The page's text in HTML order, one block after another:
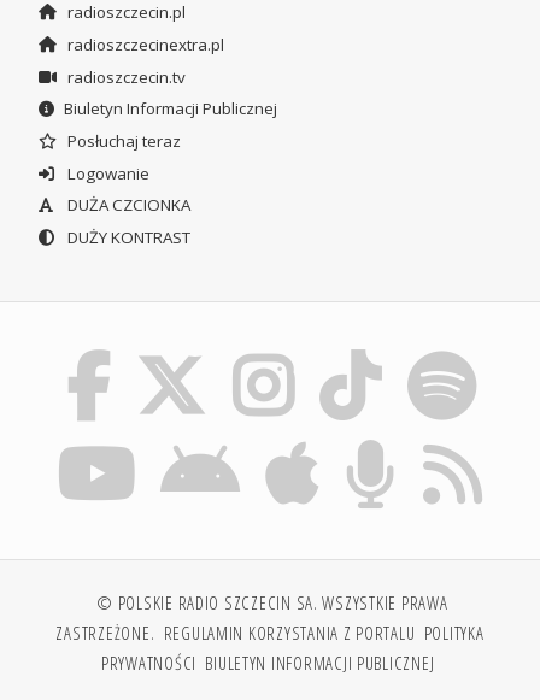
radioszczecin.pl
radioszczecinextra.pl
radioszczecin.tv
Biuletyn Informacji Publicznej
Posłuchaj teraz
Logowanie
DUŻA CZCIONKA
DUŻY KONTRAST
© POLSKIE RADIO SZCZECIN SA. WSZYSTKIE PRAWA
ZASTRZEŻONE. REGULAMIN KORZYSTANIA Z PORTALU POLITYKA
PRYWATNOŚCI BIULETYN INFORMACJI PUBLICZNEJ